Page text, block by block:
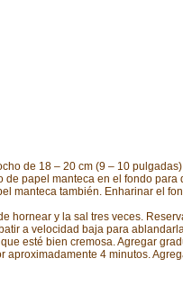
de 18 – 20 cm (9 – 10
papel manteca en el fondo para
manteca también. Enharinar el
hornear y la sal tres veces.
a velocidad baja para
esté bien cremosa. Agregar
aproximadamente 4 minutos.